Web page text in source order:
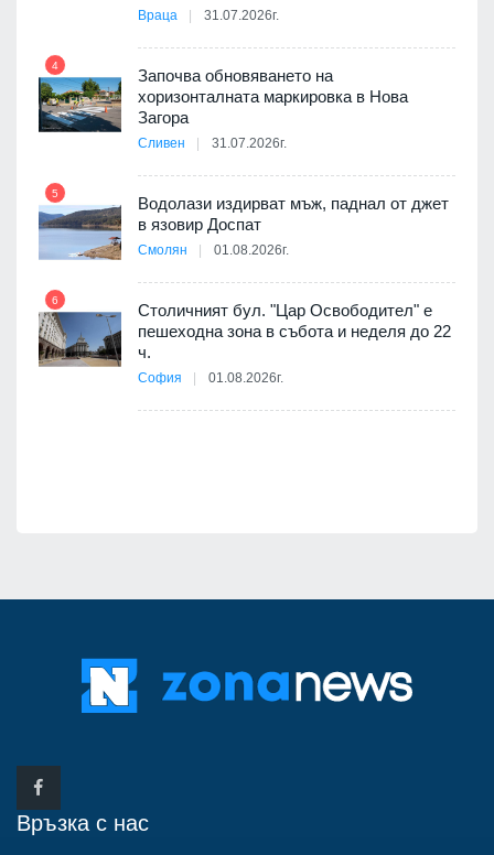
Враца 31.07.2026г.
4
Започва обновяването на
хоризонталната маркировка в Нова
Загора
Сливен 31.07.2026г.
5
Водолази издирват мъж, паднал от джет
в язовир Доспат
Смолян 01.08.2026г.
6
Столичният бул. "Цар Освободител" е
пешеходна зона в събота и неделя до 22
ч.
София 01.08.2026г.
Връзка с нас